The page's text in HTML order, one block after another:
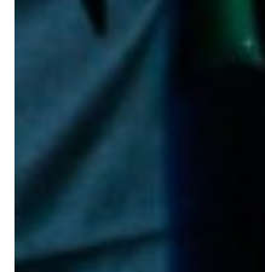
IKUTI
Bawa ONE Championship
Daftar sekarang untuk
terbaru, tawaran spesial,
terbaik di gelaran
EMAIL